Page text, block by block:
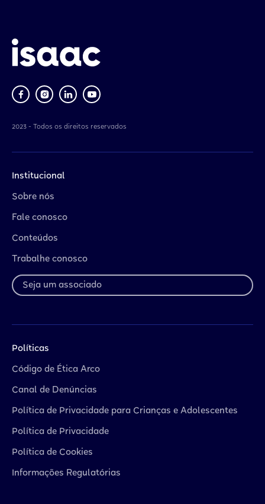
2023 - Todos os direitos reservados
Institucional
Sobre nós
Fale conosco
Conteúdos
Trabalhe conosco
Seja um associado
Políticas
Código de Ética Arco
Canal de Denúncias
Política de Privacidade para Crianças e Adolescentes
Política de Privacidade
Política de Cookies
Informações Regulatórias